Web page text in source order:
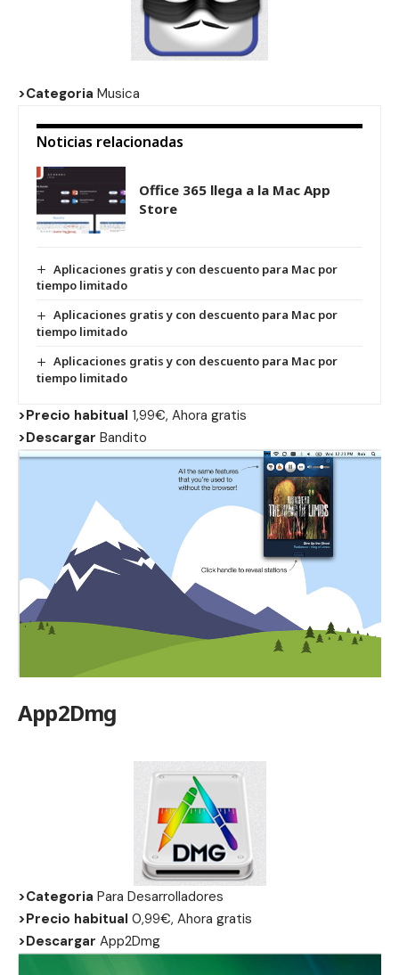
>Categoria Musica
Noticias relacionadas
Office 365 llega a la Mac App
Store
Aplicaciones gratis y con descuento para Mac por
tiempo limitado
Aplicaciones gratis y con descuento para Mac por
tiempo limitado
Aplicaciones gratis y con descuento para Mac por
tiempo limitado
>Precio habitual 1,99€, Ahora gratis
>Descargar Bandito
App2Dmg
>Categoria Para Desarrolladores
>Precio habitual 0,99€, Ahora gratis
>Descargar App2Dmg